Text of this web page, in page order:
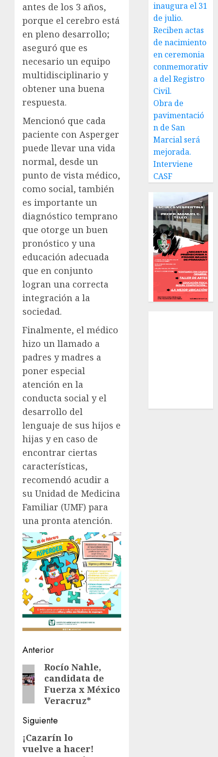
antes de los 3 años,
porque el cerebro está
en pleno desarrollo;
aseguró que es
necesario un equipo
multidisciplinario y
obtener una buena
respuesta.
Mencionó que cada
paciente con Asperger
puede llevar una vida
normal, desde un
punto de vista médico,
como social, también
es importante un
diagnóstico temprano
que otorge un buen
pronóstico y una
educación adecuada
que en conjunto
logran una correcta
integración a la
sociedad.
Finalmente, el médico
hizo un llamado a
padres y madres a
poner especial
atención en la
conducta social y el
desarrollo del
lenguaje de sus hijos e
hijas y en caso de
encontrar ciertas
características,
recomendó acudir a
su Unidad de Medicina
Familiar (UMF) para
una pronta atención.
Navegación
de
entradas
Anterior
Entrada
anterior:
Rocío Nahle,
candidata de
Fuerza x México
Veracruz*
Siguiente
Siguiente
entrada:
¡Cazarín lo
vuelve a hacer!
inaugura el 31
de julio.
Reciben actas
de nacimiento
en ceremonia
conmemorativ
a del Registro
Civil.
Obra de
pavimentació
n de San
Marcial será
mejorada.
Interviene
CASF